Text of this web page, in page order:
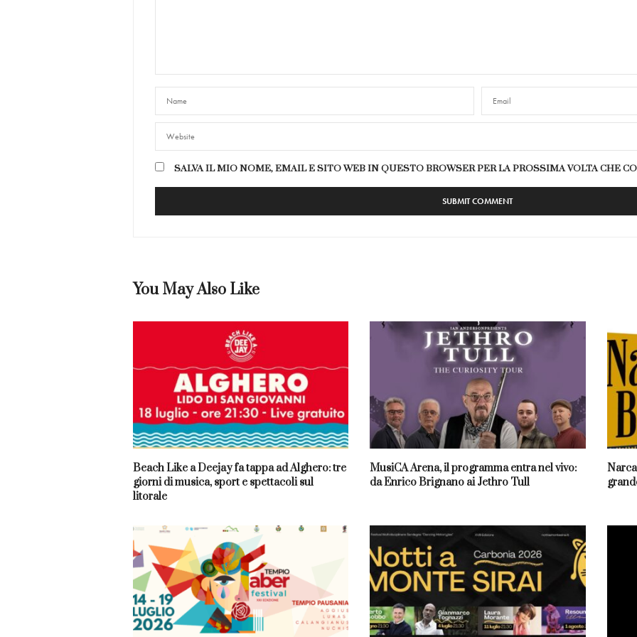
SALVA IL MIO NOME, EMAIL E SITO WEB IN QUESTO BROWSER PER LA PROSSIMA VOLTA CHE
You May Also Like
Beach Like a Deejay fa tappa ad Alghero: tre
giorni di musica, sport e spettacoli sul
litorale
MusiCA Arena, il programma entra nel vivo:
da Enrico Brignano ai Jethro Tull